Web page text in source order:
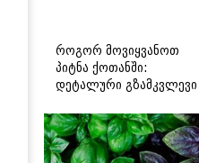
როგორ მოვიყვანოთ
პიტნა ქოთანში:
დეტალური გზამკვლევი